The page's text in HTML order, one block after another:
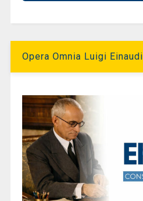
Opera Omnia Luigi Einaudi